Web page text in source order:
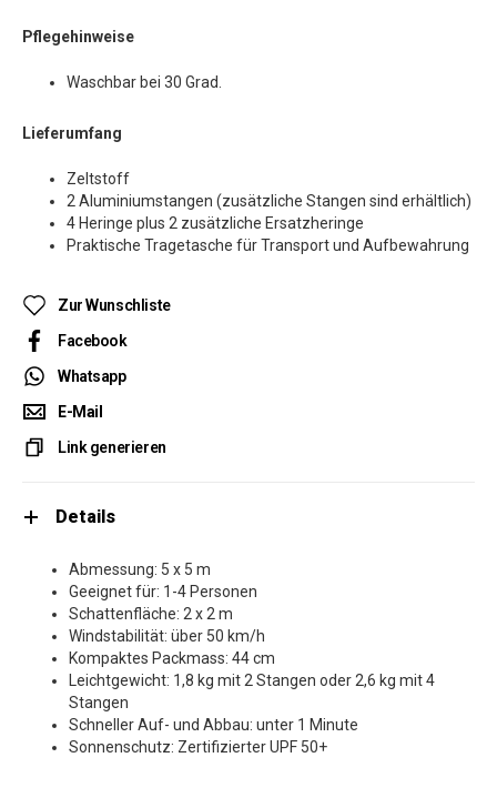
Pflegehinweise
Waschbar bei 30 Grad.
Lieferumfang
Zeltstoff
2 Aluminiumstangen (zusätzliche Stangen sind erhältlich)
4 Heringe plus 2 zusätzliche Ersatzheringe
Praktische Tragetasche für Transport und Aufbewahrung
Zur Wunschliste
Facebook
Whatsapp
E-Mail
Link generieren
Details
Abmessung: 5 x 5 m
Geeignet für: 1-4 Personen
Schattenfläche: 2 x 2 m
Windstabilität: über 50 km/h
Kompaktes Packmass: 44 cm
Leichtgewicht: 1,8 kg mit 2 Stangen oder 2,6 kg mit 4
Stangen
Schneller Auf- und Abbau: unter 1 Minute
Sonnenschutz: Zertifizierter UPF 50+